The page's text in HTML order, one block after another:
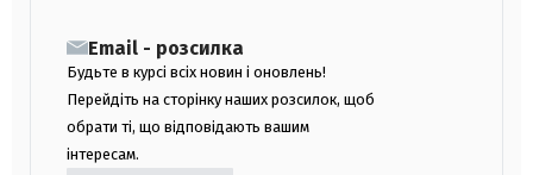
Email - розсилка
Будьте в курсі всіх новин і оновлень!
Перейдіть на сторінку наших розсилок, щоб
обрати ті, що відповідають вашим
інтересам.